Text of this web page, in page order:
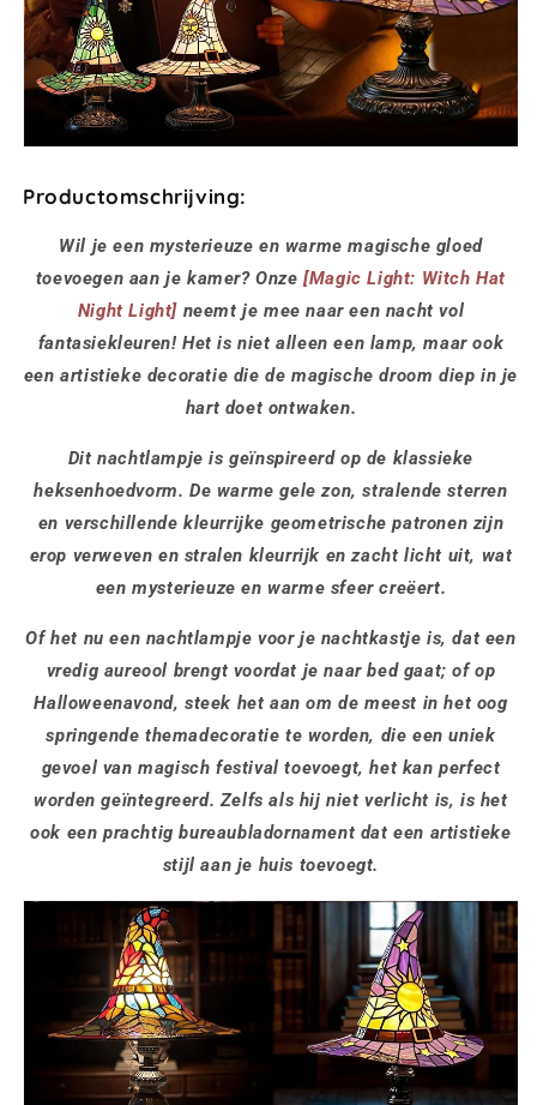
Productomschrijving:
Wil je een mysterieuze en warme magische gloed
toevoegen aan je kamer? Onze[Magic Light: Witch Hat
Night Light] neemt je mee naar een nacht vol
fantasiekleuren! Het is niet alleen een lamp, maar ook
een artistieke decoratie die de magische droom diep in je
hart doet ontwaken.
Dit nachtlampje is geïnspireerd op de klassieke
heksenhoedvorm. De warme gele zon, stralende sterren
en verschillende kleurrijke geometrische patronen zijn
erop verweven en stralen kleurrijk en zacht licht uit, wat
een mysterieuze en warme sfeer creëert.
Of het nu een nachtlampje voor je nachtkastje is, dat een
vredig aureool brengt voordat je naar bed gaat; of op
Halloweenavond, steek het aan om de meest in het oog
springende themadecoratie te worden, die een uniek
gevoel van magisch festival toevoegt, het kan perfect
worden geïntegreerd. Zelfs als hij niet verlicht is, is het
ook een prachtig bureaubladornament dat een artistieke
stijl aan je huis toevoegt.